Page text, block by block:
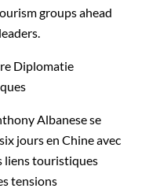
groups ahead
Diplomatie
Albanese se
jours en Chine avec
liens touristiques
tensions